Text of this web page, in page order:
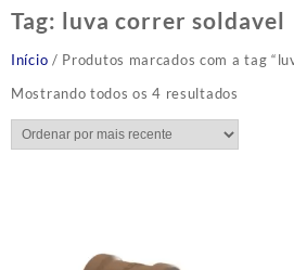
Tag: luva correr soldavel
Início / Produtos marcados com a tag
Mostrando todos os 4 resultados